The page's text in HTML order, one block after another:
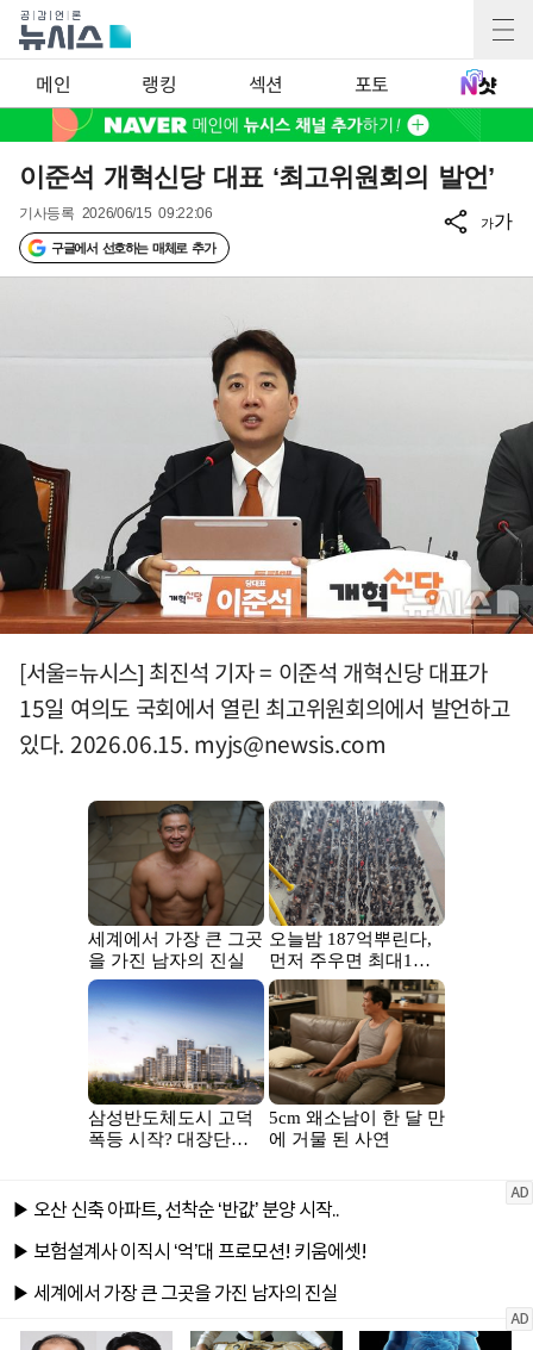
메인 랭킹 섹션 포토
이준석 개혁신당 대표 ‘최고위원회의 발언’
기사등록 2026/06/15 09:22:06
구글에서 선호하는 매체로 추가
가가
[서울=뉴시스] 최진석 기자 = 이준석 개혁신당 대표가
15일 여의도 국회에서 열린 최고위원회의에서 발언하고
있다. 2026.06.15. myjs@newsis.com